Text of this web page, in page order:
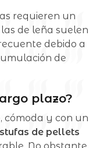
requieren un
de leña suelen
debido a
de
plazo?
cómoda y con un
de pellets
No obstante,